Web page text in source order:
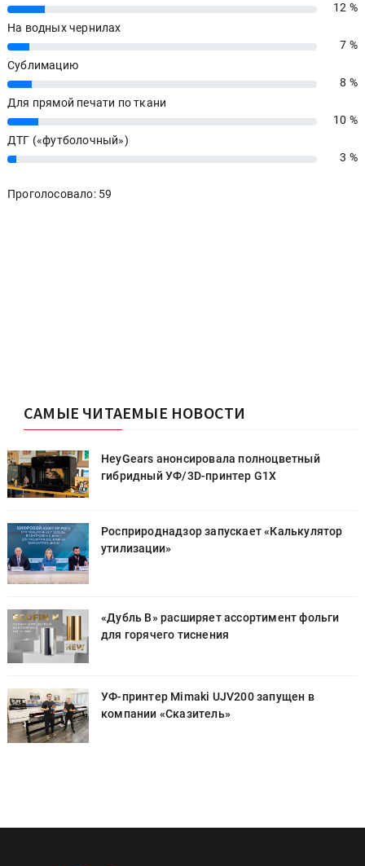
12%
12 %
На водных чернилах
7%
7 %
Сублимацию
8%
8 %
Для прямой печати по ткани
10%
10 %
ДТГ («футболочный»)
3% 3 %
Проголосовало: 59
САМЫЕ ЧИТАЕМЫЕ НОВОСТИ
HeyGears анонсировала полноцветный
гибридный УФ/3D-принтер G1X
Росприроднадзор запускает «Калькулятор
утилизации»
«Дубль В» расширяет ассортимент фольги
для горячего тиснения
УФ-принтер Mimaki UJV200 запущен в
компании «Сказитель»